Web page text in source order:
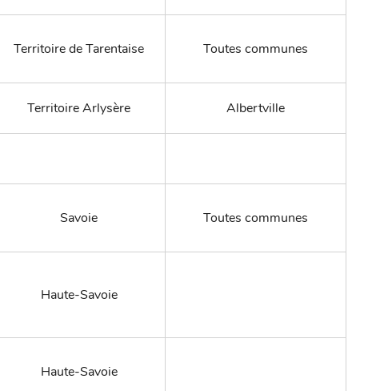
Territoire de Tarentaise Toutes communes
Territoire Arlysère Albertville
Savoie Toutes communes
Haute-Savoie
Haute-Savoie